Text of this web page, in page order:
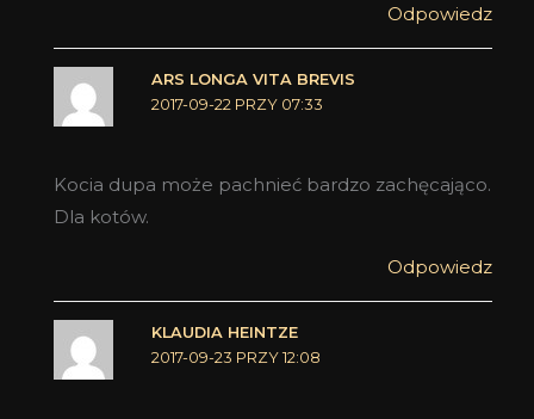
Odpowiedz
ARS LONGA VITA BREVIS
2017-09-22 PRZY 07:33
Kocia dupa może pachnieć bardzo zachęcająco.
Dla kotów.
Odpowiedz
KLAUDIA HEINTZE
2017-09-23 PRZY 12:08